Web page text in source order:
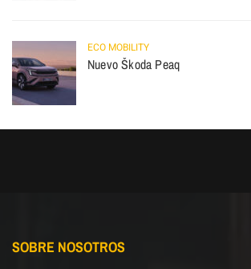
ECO MOBILITY
Nuevo Škoda Peaq
SOBRE NOSOTROS